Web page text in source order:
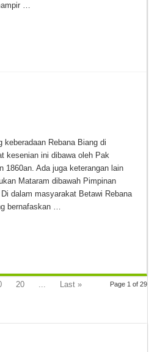
…
keberadaan Rebana Biang di
kesenian ini dibawa oleh Pak
1860an. Ada juga keterangan lain
Mataram dibawah Pimpinan
dalam masyarakat Betawi Rebana
bernafaskan …
Page 1 of 29
20 ... Last »